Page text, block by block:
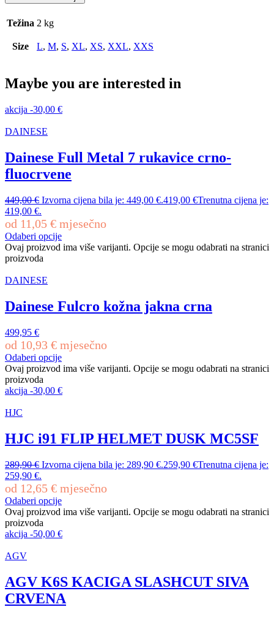
Težina 2 kg
Size L, M, S, XL, XS, XXL, XXS
Maybe you are interested in
akcija -30,00 €
DAINESE
Dainese Full Metal 7 rukavice crno-
fluocrvene
449,00€ Izvorna cijena bila je: 449,00 €.419,00 €Trenutna cijena je:
419,00 €.
od 11,05 € mjesečno
Odaberi opcije
Ovaj proizvod ima više varijanti. Opcije se mogu odabrati na stranici
proizvoda
DAINESE
Dainese Fulcro kožna jakna crna
499,95 €
od 10,93 € mjesečno
Odaberi opcije
Ovaj proizvod ima više varijanti. Opcije se mogu odabrati na stranici
proizvoda
akcija -30,00 €
HJC
HJC i91 FLIP HELMET DUSK MC5SF
289,90€ Izvorna cijena bila je: 289,90 €.259,90 €Trenutna cijena je:
259,90 €.
od 12,65 € mjesečno
Odaberi opcije
Ovaj proizvod ima više varijanti. Opcije se mogu odabrati na stranici
proizvoda
akcija -50,00 €
AGV
AGV K6S KACIGA SLASHCUT SIVA
CRVENA